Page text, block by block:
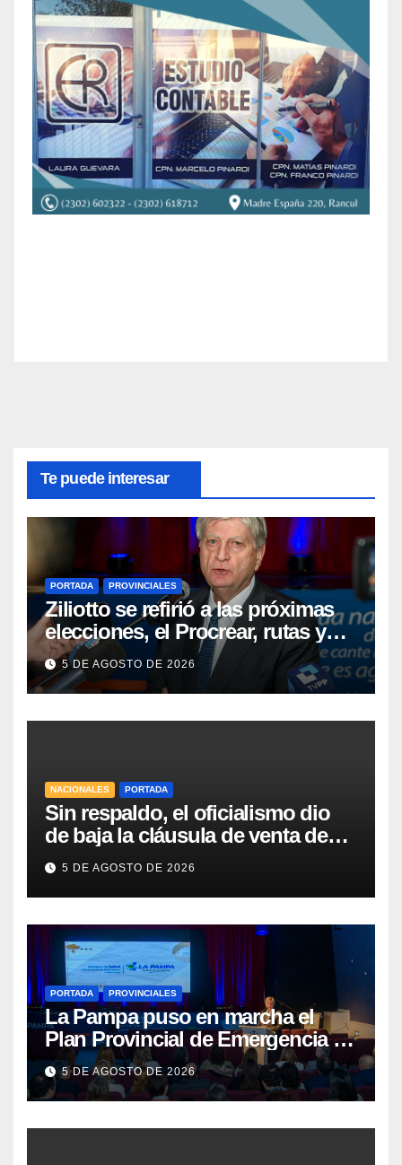
Te puede interesar
PORTADA PROVINCIALES
Ziliotto se refirió a las próximas
elecciones, el Procrear, rutas y
Vaca Muerta
5 DE AGOSTO DE 2026
NACIONALES PORTADA
Sin respaldo, el oficialismo dio
de baja la cláusula de venta de
tierras a extranjeros para salvar la
sesión
5 DE AGOSTO DE 2026
PORTADA PROVINCIALES
La Pampa puso en marcha el
Plan Provincial de Emergencia en
Salud Mental
5 DE AGOSTO DE 2026